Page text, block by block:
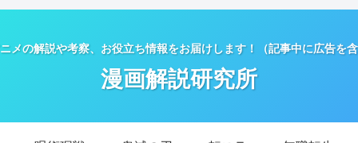
メの解説や考察、お役立ち情報をお届けします！（記事中に広告を
漫画解説研究所